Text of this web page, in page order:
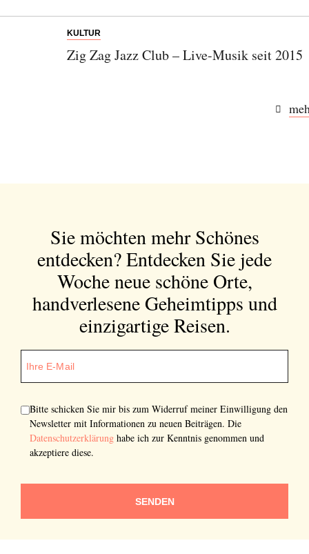
KULTUR
Zig Zag Jazz Club – Live-Musik seit 2015
Sie möchten mehr Schönes
entdecken?Entdecken Sie jede
Woche neue schöne Orte,
handverlesene Geheimtipps und
einzigartige Reisen.
Bitte schicken Sie mir bis zum Widerruf meiner Einwilligung den
Newsletter mit Informationen zu neuen Beiträgen. Die
Datenschutzerklärung habe ich zur Kenntnis genommen und
akzeptiere diese.
SENDEN
Bitte schicken Sie mir bis zum Widerruf meiner
Einwilligung den Newsletter mit Informationen zu
neuen Beiträgen. DieDatenschutzerklärunghabe ich
zur Kenntnis genommen und akzeptiere diese.
SENDEN